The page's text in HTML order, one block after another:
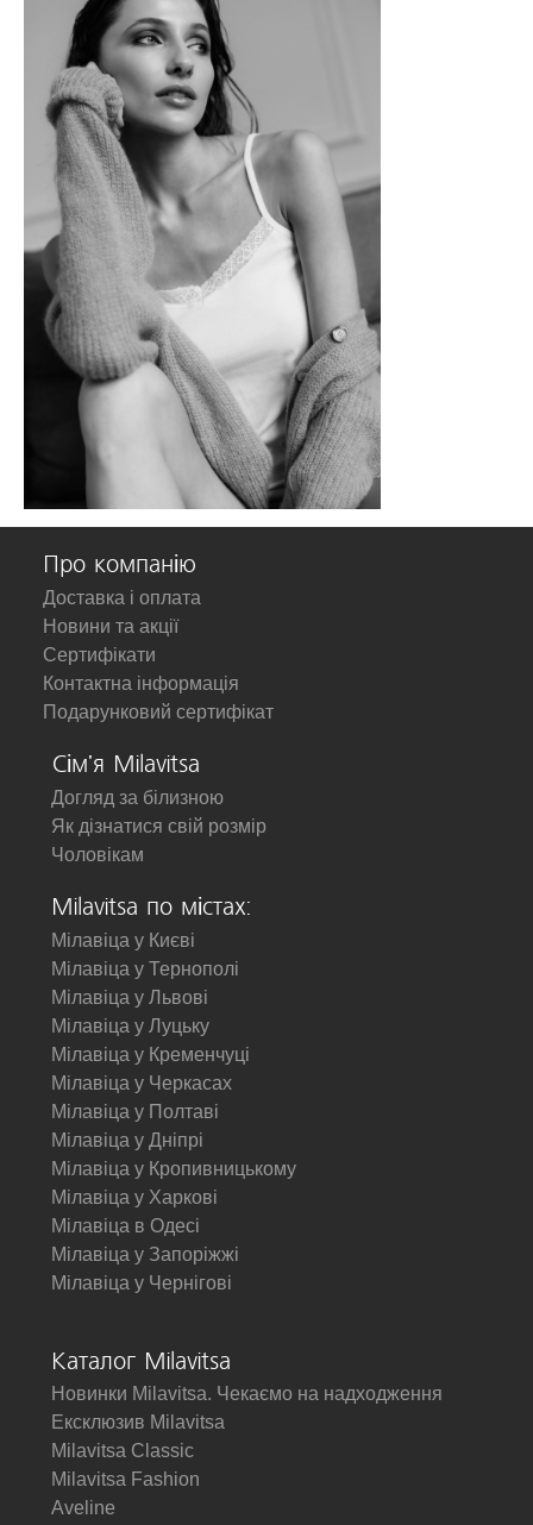
Про компанію
Доставка і оплата
Новини та акції
Сертифікати
Контактна інформація
Подарунковий сертифікат
Сім'я Milavitsa
Догляд за білизною
Як дізнатися свій розмір
Чоловікам
Milavitsa по містах:
Мілавіца у Києві
Мілавіца у Тернополі
Мілавіца у Львові
Мілавіца у Луцьку
Мілавіца у Кременчуці
Мілавіца у Черкасах
Мілавіца у Полтаві
Мілавіца у Дніпрі
Мілавіца у Кропивницькому
Мілавіца у Харкові
Мілавіца в Одесі
Мілавіца у Запоріжжі
Мілавіца у Чернігові
Каталог Milavitsa
Новинки Milavitsa. Чекаємо на надходження
Ексклюзив Milavitsa
Milavitsa Classic
Milavitsa Fashion
Aveline